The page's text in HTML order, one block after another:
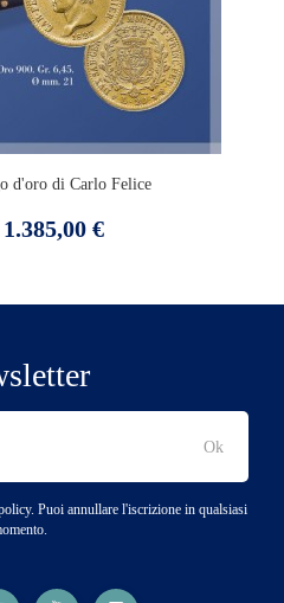
d'oro di Carlo Felice
Prezzo
1.385,00 €
Puoi annullare l'iscrizione in qualsiasi